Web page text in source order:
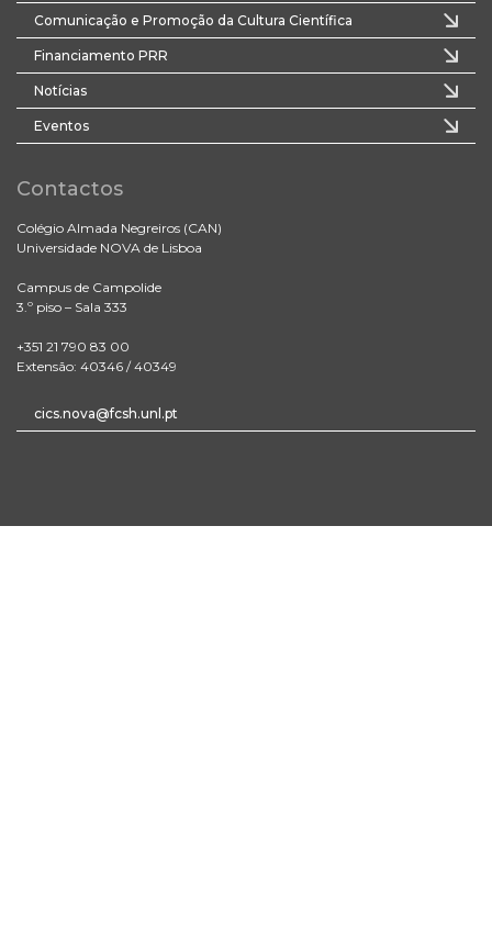
Comunicação e Promoção da Cultura Científica
Financiamento PRR
Notícias
Eventos
Contactos
Colégio Almada Negreiros (CAN)
Universidade NOVA de Lisboa
Campus de Campolide
3.º piso – Sala 333
+351 21 790 83 00
Extensão: 40346 / 40349
cics.nova@fcsh.unl.pt